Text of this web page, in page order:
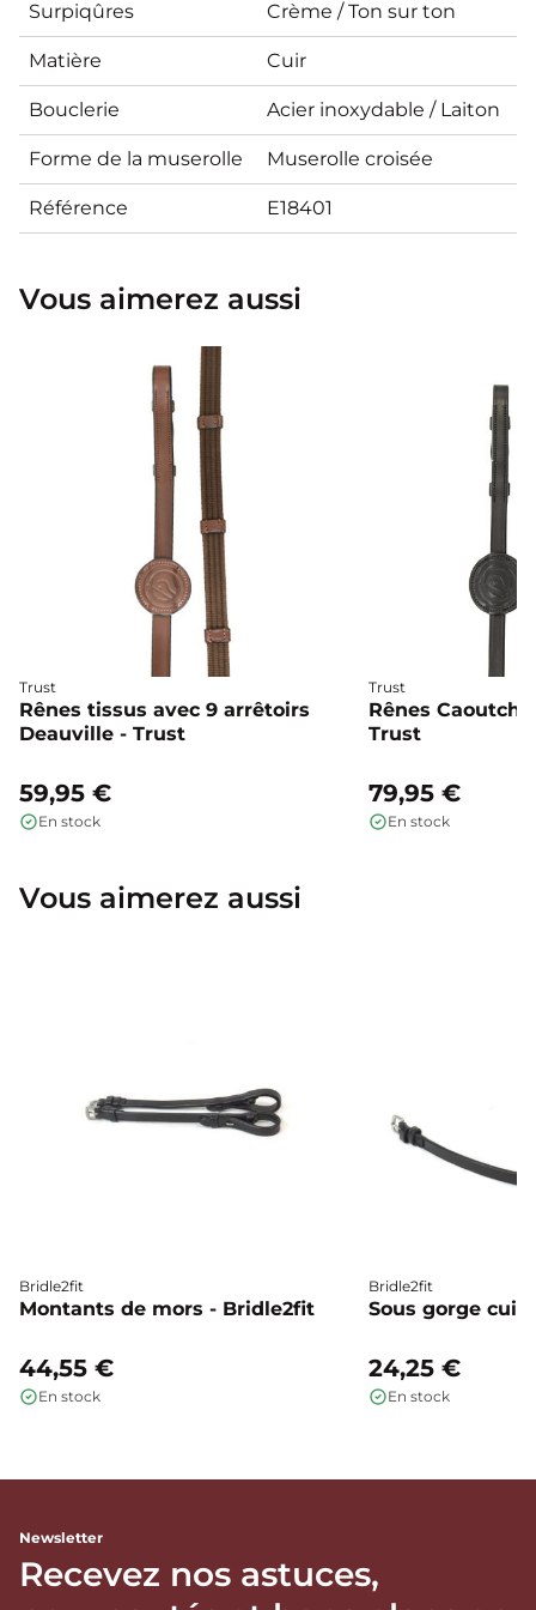
Surpiqûres Crème / Ton sur ton
Matière Cuir
Bouclerie Acier inoxydable / Laiton
Forme de la muserolle Muserolle croisée
Référence E18401
Vous aimerez aussi
Trust
Rênes tissus avec 9 arrêtoirs
Deauville - Trust
59,95 €
En stock
Trust
Rênes
Trust
79,95 €
En stock
Vous aimerez aussi
Bridle2fit
Montants de mors - Bridle2fit
44,55 €
En stock
Bridle2fit
Sous gorge
24,25 €
En stock
Newsletter
Recevez nos astuces,